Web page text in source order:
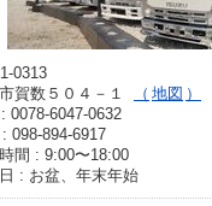
0313
賀数５０４－１
地図
0078-6047-0632
: 098-894-6917
間 : 9:00〜18:00
: お盆、年末年始